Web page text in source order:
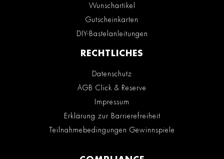
Wunschartikel
Gutscheinkarten
DIY-Bastelanleitungen
RECHTLICHES
Datenschutz
AGB Click & Reserve
Impressum
Erklärung zur Barrierefreiheit
Teilnahmebedingungen Gewinnspiele